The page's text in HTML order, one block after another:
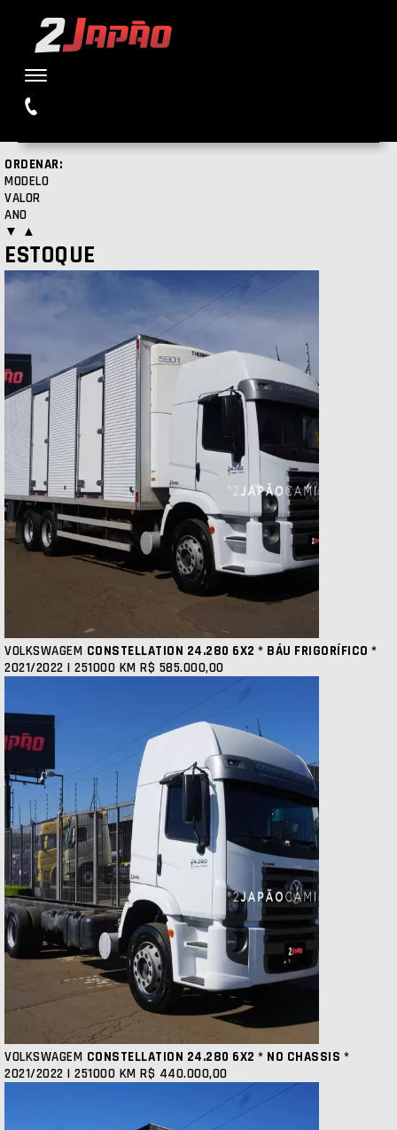
ORDENAR:
MODELO
VALOR
ANO
▼ ▲
ESTOQUE
VOLKSWAGEM CONSTELLATION 24.280 6X2 * BÁU FRIGORÍFICO *
2021/2022 | 251000 KM R$ 585.000,00
VOLKSWAGEM CONSTELLATION 24.280 6X2 * NO CHASSIS *
2021/2022 | 251000 KM R$ 440.000,00